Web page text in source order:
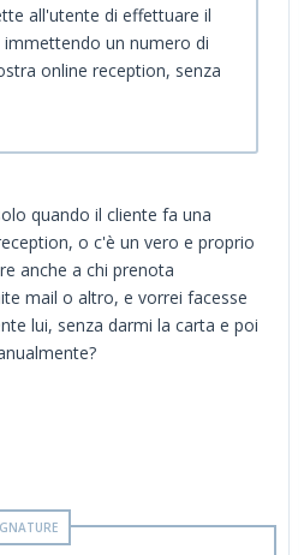
all'utente di effettuare il
un numero di
online reception, senza
quando il cliente fa una
o c'è un vero e proprio
anche a chi prenota
mail o altro, e vorrei facesse
lui, senza darmi la carta e poi